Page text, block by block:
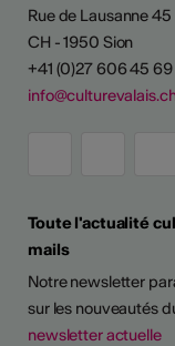
Rue de Lausanne 45
CH - 1950 Sion
+41 (0)27 606 45 69
Toute l'actualité
mails
Notre newsletter
sur les nouveautés
newsletter actuelle